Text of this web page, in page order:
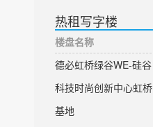
热租写字楼
楼盘名称
德必虹桥绿谷WE-硅谷
科技时尚创新中心虹桥
基地